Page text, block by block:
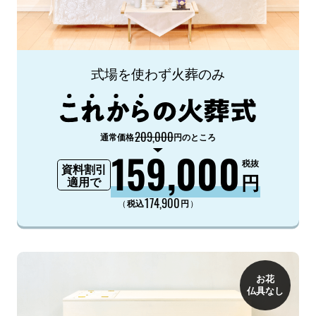
式場を使わず火葬のみ
通常価格209,000円のところ
資料割引
適用で
159,000円
税抜
（税込174,900円 ）
お花
仏具なし